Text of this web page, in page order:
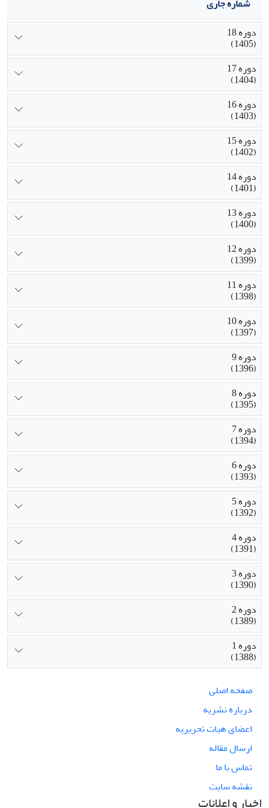
دوره 18
(1405)
دوره 17
(1404)
دوره 16
(1403)
دوره 15
(1402)
دوره 14
(1401)
دوره 13
(1400)
دوره 12
(1399)
دوره 11
(1398)
دوره 10
(1397)
دوره 9
(1396)
دوره 8
(1395)
دوره 7
(1394)
دوره 6
(1393)
دوره 5
(1392)
دوره 4
(1391)
دوره 3
(1390)
دوره 2
(1389)
دوره 1
(1388)
صفحه اصلی
درباره نشریه
اعضای هیات تحریریه
ارسال مقاله
تماس با ما
نقشه سایت
اخبار و اعلانات